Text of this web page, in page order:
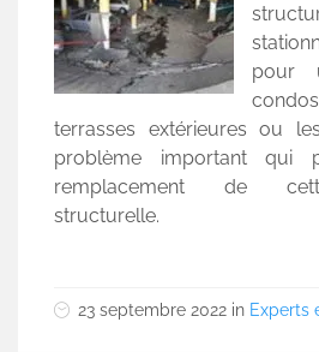
pour
terrasses extérieures ou
problème important qui
remplacement de
structurelle.
23 septembre 2022 in Experts